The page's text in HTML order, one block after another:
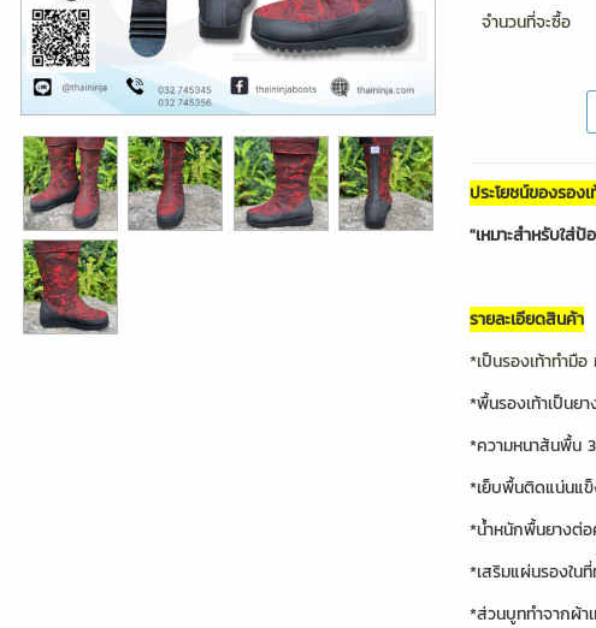
จำนวนที่จะซื้อ
ประโยชน์ของรอง
"เหมาะสำหรับใส่
รายละเอียดสินค้า
*เป็นรองเท้าทำมื
*พื้นรองเท้าเป็นย
*ความหนาส้นพื้น
*เย็บพื้นติดแน่นแ
*น้ำหนักพื้นยางต่อ
*เสริมแผ่นรองใน
*ส่วนบูททำจากผ้า